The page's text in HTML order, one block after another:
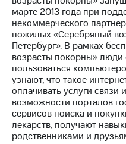
Финансовая
отчетность
Контакты
Новости
в
регионе
и акционерам
Корпоративное
марте 2013 года при
некоммерческого
пожилых «Серебряный
Петербург». В рамках
возрасты покорны» люди
пользоваться
узнают, что такое
оплачивать услуги
возможности порталов
сервисов поиска и
лекарств, получают
родственниками и